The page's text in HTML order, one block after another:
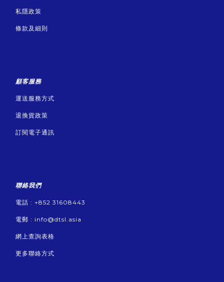
私隱政策
條款及細則
顧客服務
運送服務方式
退換貨政策
訂閱電子通訊
聯絡我們
電話 : +852 31608443
電郵 : info@dtsl.asia
網上查詢表格
更多聯絡方式